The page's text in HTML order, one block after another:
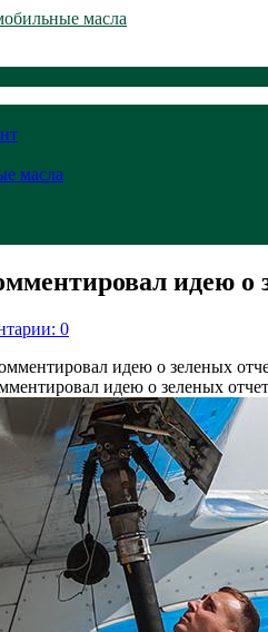
масла
масла
идею
0
идею о зеленых
идею о зеленых